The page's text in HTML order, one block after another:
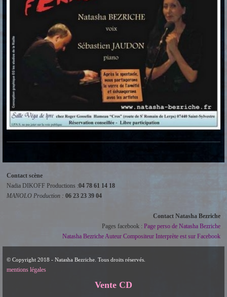
Contact scène
Nadia DIKOFF Productions :04 78 61 14 18
MANOLO Production : 06 23 23 39 04
Contact Natasha Bezriche
Pages facebook : Page perso de Natasha Bezriche
Natasha Bezriche Auteur Compositeur Interprète est sur Facebook
© Copyright 2018 - Natasha Bezriche. Tous droits réservés.
mentions légales
Vente CD